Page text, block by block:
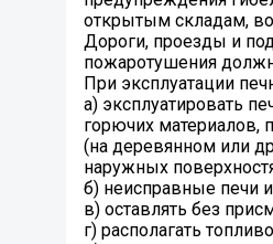
открытым складам,
Дороги, проезды и
пожаротушения
При эксплуатации
а) эксплуатировать
горючих материалов,
(на деревянном или
наружных
б) неисправные печи
в) оставлять без
г) располагать